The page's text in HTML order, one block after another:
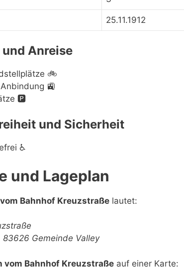
25.11.1912
Anreise
🚲
🚉
🅿️
und Sicherheit
♿
und Lageplan
Bahnhof Kreuzstraße lautet:
83626 Gemeinde Valley
vom Bahnhof Kreuzstraße auf einer Karte: